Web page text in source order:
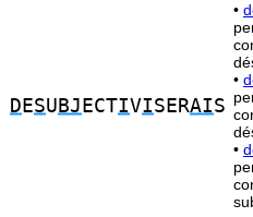
D ESU BJ ECTIVISERAIS
•
•
•